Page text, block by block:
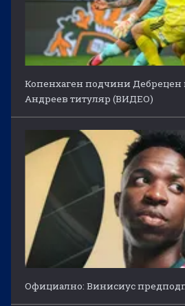
Копенхаген подчини
Андреев титуляр (ВИДЕО)
Официално: Винисиус